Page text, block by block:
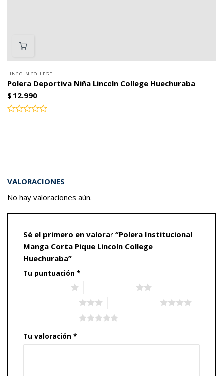
LINCOLN COLLEGE
Polera Deportiva Niña Lincoln College Huechuraba
$ 12.990
VALORACIONES
No hay valoraciones aún.
Sé el primero en valorar “Polera Institucional
Manga Corta Pique Lincoln College
Huechuraba”
Tu puntuación *
Tu valoración *